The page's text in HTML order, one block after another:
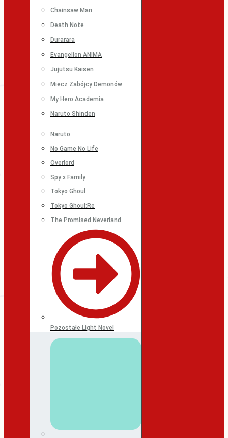
Chainsaw Man
Death Note
Durarara
Evangelion ANIMA
Jujutsu Kaisen
Miecz Zabójcy Demonów
My Hero Academia
Naruto Shinden
Naruto
No Game No Life
Overlord
Spy x Family
Tokyo Ghoul
Tokyo Ghoul:Re
The Promised Neverland
Pozostałe Light Novel